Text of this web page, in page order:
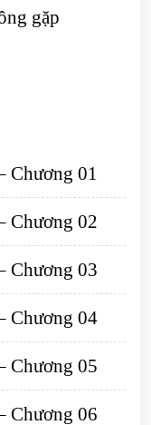
gặp
01
Chương 02
Chương 03
Chương 04
Chương 05
Chương 06